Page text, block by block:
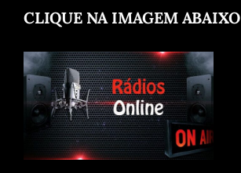
CLIQUE NA IMAGEM ABAIXO